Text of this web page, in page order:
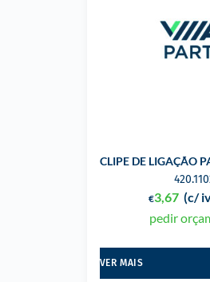
CLIPE DE LIGAÇÃO
€3,67 (c/
pedir
VER MAIS